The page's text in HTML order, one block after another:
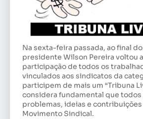
Na sexta-feira passada, ao final
presidente Wilson Pereira voltou
participação de todos os
vinculados aos sindicatos da
participem de mais um “Tribuna
considera fundamental que todos
problemas, ideias e contribuições
Movimento Sindical.